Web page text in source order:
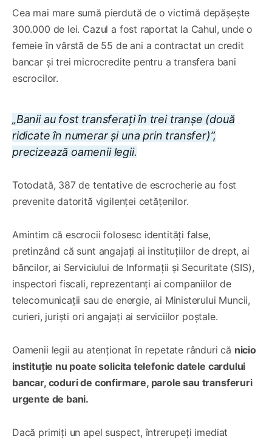
Cea mai mare sumă pierdută de o victimă depășește
300.000 de lei. Cazul a fost raportat la Cahul, unde o
femeie în vârstă de 55 de ani a contractat un credit
bancar și trei microcredite pentru a transfera bani
escrocilor.
„Banii au fost transferați în trei tranșe (două
ridicate în numerar și una prin transfer)”,
precizează oamenii legii.
Totodată, 387 de tentative de escrocherie au fost
prevenite datorită vigilenței cetățenilor.
Amintim că escrocii folosesc identități false,
pretinzând că sunt angajați ai instituțiilor de drept, ai
băncilor, ai Serviciului de Informații și Securitate (SIS),
inspectori fiscali, reprezentanți ai companiilor de
telecomunicații sau de energie, ai Ministerului Muncii,
curieri, juriști ori angajați ai serviciilor poștale.
Oamenii legii au atenționat în repetate rânduri că nicio
instituție nu poate solicita telefonic datele cardului
bancar, coduri de confirmare, parole sau transferuri
urgente de bani.
Dacă primiți un apel suspect, întrerupeți imediat